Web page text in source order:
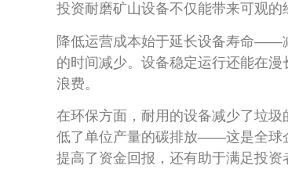
投资耐磨矿山设备不仅能带来可观的
降低运营成本始于延长设备寿命——
的时间减少。设备稳定运行还能在
浪费。
在环保方面，耐用的设备减少了垃
低了单位产量的碳排放——这是全球
提高了资金回报，还有助于满足投资